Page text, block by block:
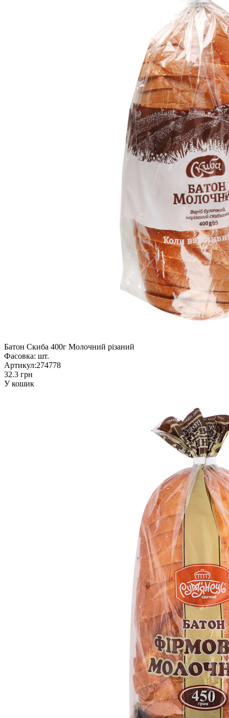
Батон Скиба 400г Молочний різаний
Фасовка: шт.
Артикул:274778
32.3 грн
У кошик